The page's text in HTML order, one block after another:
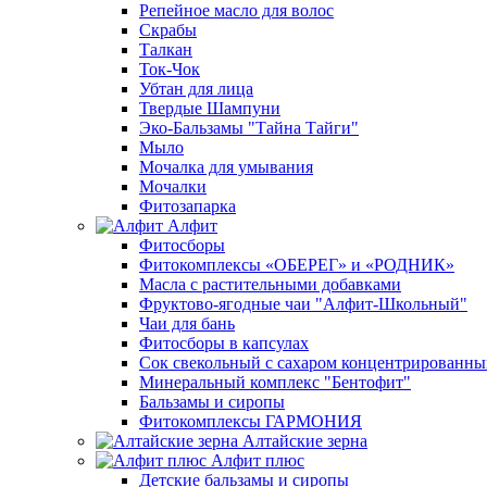
Репейное масло для волос
Скрабы
Талкан
Ток-Чок
Убтан для лица
Твердые Шампуни
Эко-Бальзамы "Тайна Тайги"
Мыло
Мочалка для умывания
Мочалки
Фитозапарка
Алфит
Фитосборы
Фитокомплексы «ОБЕРЕГ» и «РОДНИК»
Масла с растительными добавками
Фруктово-ягодные чаи "Алфит-Школьный"
Чаи для бань
Фитосборы в капсулах
Сок свекольный с сахаром
Минеральный комплекс "Бентофит"
Бальзамы и сиропы
Фитокомплексы ГАРМОНИЯ
Алтайские зерна
Алфит плюс
Детские бальзамы и сиропы